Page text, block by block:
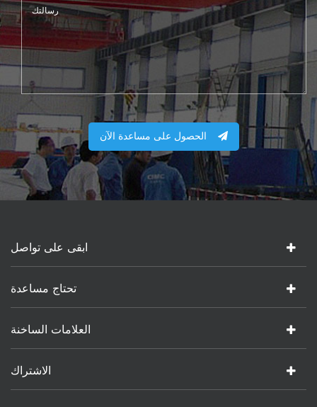
الحصول على مساعدة الآن
ابقى على تواصل
تحتاج مساعدة
العلامات الساخنة
الاشتراك